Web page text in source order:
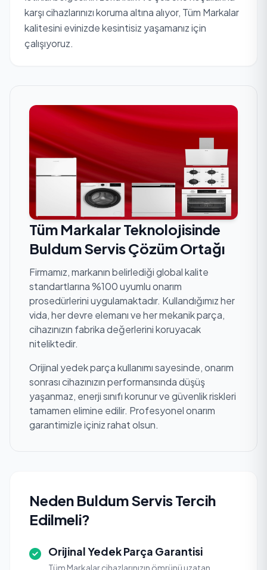
karşı cihazlarınızı koruma altına alıyor, Tüm Markalar
kalitesini evinizde kesintisiz yaşamanız için
çalışıyoruz.
Tüm Markalar Teknolojisinde
Buldum Servis Çözüm Ortağı
Firmamız, markanın belirlediği global kalite
standartlarına %100 uyumlu onarım
prosedürlerini uygulamaktadır. Kullandığımız her
vida, her devre elemanı ve her mekanik parça,
cihazınızın fabrika değerlerini koruyacak
niteliktedir.
Orijinal yedek parça kullanımı sayesinde, onarım
sonrası cihazınızın performansında düşüş
yaşanmaz, enerji sınıfı korunur ve güvenlik riskleri
tamamen elimine edilir. Profesyonel onarım
garantimizle içiniz rahat olsun.
Neden Buldum Servis Tercih
Edilmeli?
Orijinal Yedek Parça Garantisi
Tüm Markalar cihazlarınızın ömrünü uzatan,